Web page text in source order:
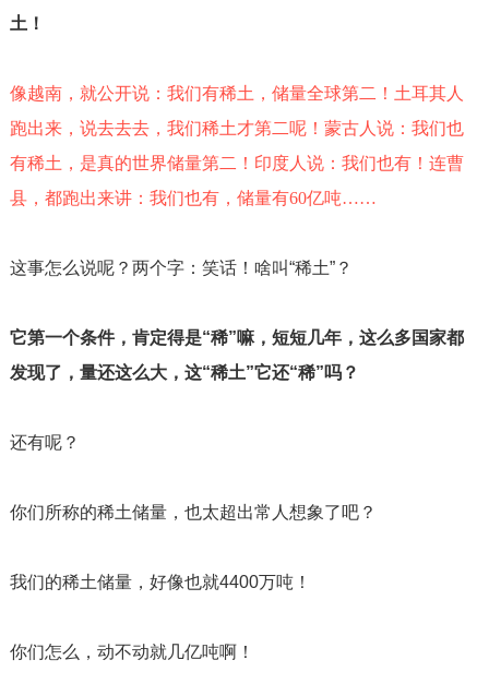
土！
像越南，就公开说：我们有稀土，储量全球第二！土耳其人
跑出来，说去去去，我们稀土才第二呢！蒙古人说：我们也
有稀土，是真的世界储量第二！印度人说：我们也有！连曹
县，都跑出来讲：我们也有，储量有60亿吨……
这事怎么说呢？两个字：笑话！啥叫“稀土”？
它第一个条件，肯定得是“稀”嘛，短短几年，这么多国家都
发现了，量还这么大，这“稀土”它还“稀”吗？
还有呢？
你们所称的稀土储量，也太超出常人想象了吧？
我们的稀土储量，好像也就4400万吨！
你们怎么，动不动就几亿吨啊！